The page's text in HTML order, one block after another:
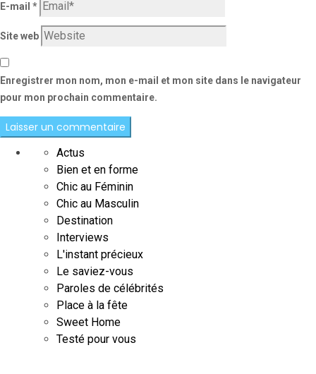
E-mail *
Site web
Enregistrer mon nom, mon e-mail et mon site dans le navigateur
pour mon prochain commentaire.
Actus
Bien et en forme
Chic au Féminin
Chic au Masculin
Destination
Interviews
L'instant précieux
Le saviez-vous
Paroles de célébrités
Place à la fête
Sweet Home
Testé pour vous